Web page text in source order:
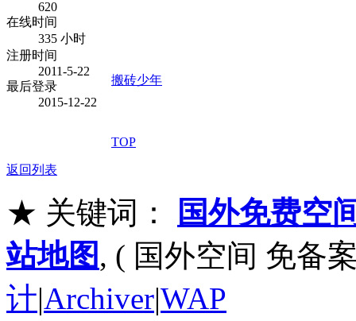
620
在线时间
335 小时
注册时间
2011-5-22
最后登录
2015-12-22
搬砖少年
TOP
返回列表
★ 关键词：
国外免费空
站地图, ( 国外空间 免备
计|Archiver|WAP